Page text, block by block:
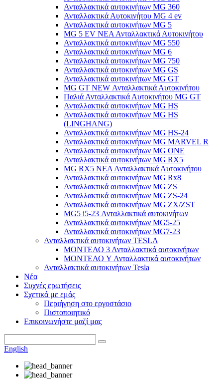
Ανταλλακτικά αυτοκινήτων MG 360
Ανταλλακτικά Αυτοκινήτου MG 4 ev
Ανταλλακτικά αυτοκινήτων MG 5
MG 5 EV ΝΕΑ Ανταλλακτικά Αυτοκινήτου
Ανταλλακτικά αυτοκινήτων MG 550
Ανταλλακτικά αυτοκινήτων MG 6
Ανταλλακτικά αυτοκινήτων MG 750
Ανταλλακτικά αυτοκινήτων MG GS
Ανταλλακτικά αυτοκινήτων MG GT
MG GT NEW Ανταλλακτικά Αυτοκινήτου
Παλιά Ανταλλακτικά Αυτοκινήτου MG GT
Ανταλλακτικά αυτοκινήτων MG HS
Ανταλλακτικά αυτοκινήτων MG HS
(LINGHANG)
Ανταλλακτικά αυτοκινήτων MG HS-24
Ανταλλακτικά αυτοκινήτων MG MARVEL R
Ανταλλακτικά αυτοκινήτων MG ONE
Ανταλλακτικά αυτοκινήτων MG RX5
MG RX5 ΝΕΑ Ανταλλακτικά Αυτοκινήτου
Ανταλλακτικά αυτοκινήτων MG Rx8
Ανταλλακτικά αυτοκινήτων MG ZS
Ανταλλακτικά αυτοκινήτων MG ZS-24
Ανταλλακτικά αυτοκινήτων MG ZX/ZST
MG5 i5-23 Ανταλλακτικά αυτοκινήτων
Ανταλλακτικά αυτοκινήτων MG5-25
Ανταλλακτικά αυτοκινήτων MG7-23
Ανταλλακτικά αυτοκινήτων TESLA
ΜΟΝΤΕΛΟ 3 Ανταλλακτικά αυτοκινήτων
ΜΟΝΤΕΛΟ Y Ανταλλακτικά αυτοκινήτων
Ανταλλακτικά αυτοκινήτων Tesla
Νέα
Συχνές ερωτήσεις
Σχετικά με εμάς
Περιήγηση στο εργοστάσιο
Πιστοποιητικό
Επικοινωνήστε μαζί μας
English